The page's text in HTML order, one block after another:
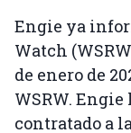
Engie ya
Watch
de enero de
WSRW.
contratado a